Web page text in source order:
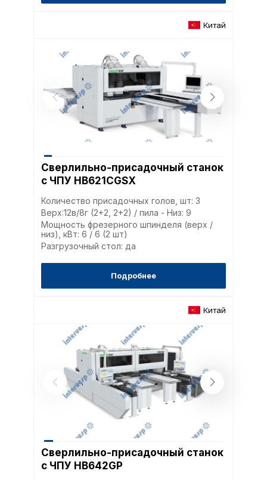
Китай
Сверлильно-присадочный станок
с ЧПУ HB621CGSX
Количество присадочных голов, шт: 3
Верх:12в/8г (2+2, 2+2) / пила - Низ: 9
Мощность фрезерного шпинделя (верх /
низ), кВт: 6 / 6 (2 шт)
Разгрузочный стол: да
Подробнее
Китай
Сверлильно-присадочный станок
с ЧПУ HB642GP